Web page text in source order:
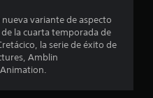
e
i
variante de aspecto
la cuarta temporada de
la serie de éxito de
Amblin